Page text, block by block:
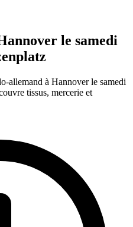
le samedi
allemand à Hannover le samedi
tissus, mercerie et